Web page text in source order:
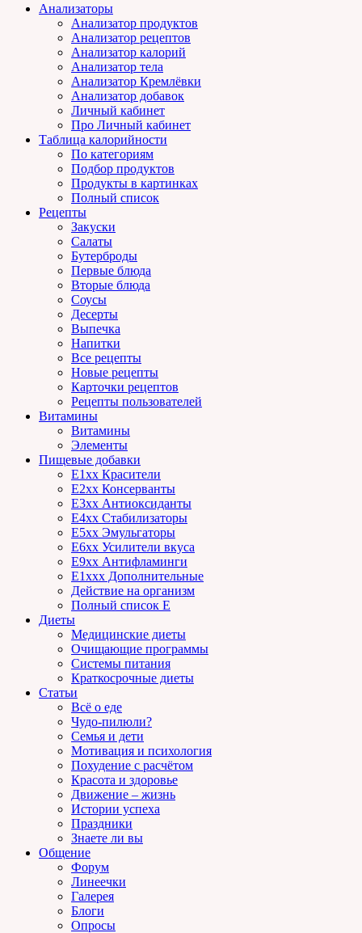
Анализаторы
Анализатор продуктов
Анализатор рецептов
Анализатор калорий
Анализатор тела
Анализатор Кремлёвки
Анализатор добавок
Личный кабинет
Про Личный кабинет
Таблица калорийности
По категориям
Подбор продуктов
Продукты в картинках
Полный список
Рецепты
Закуски
Салаты
Бутерброды
Первые блюда
Вторые блюда
Соусы
Десерты
Выпечка
Напитки
Все рецепты
Новые рецепты
Карточки рецептов
Рецепты пользователей
Витамины
Витамины
Элементы
Пищевые добавки
E1xx Красители
E2xx Консерванты
E3xx Антиоксиданты
E4xx Стабилизаторы
E5xx Эмульгаторы
E6xx Усилители вкуса
E9xx Антифламинги
E1xxx Дополнительные
Действие на организм
Полный список E
Диеты
Медицинские диеты
Очищающие программы
Системы питания
Краткосрочные диеты
Статьи
Всё о еде
Чудо-пилюли?
Семья и дети
Мотивация и психология
Похудение с расчётом
Красота и здоровье
Движение – жизнь
Истории успеха
Праздники
Знаете ли вы
Общение
Форум
Линеечки
Галерея
Блоги
Опросы